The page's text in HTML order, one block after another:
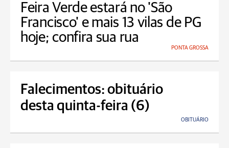
Feira Verde estará no 'São
Francisco' e mais 13 vilas de PG
hoje; confira sua rua
PONTA GROSSA
Falecimentos: obituário
desta quinta-feira (6)
OBITUÁRIO